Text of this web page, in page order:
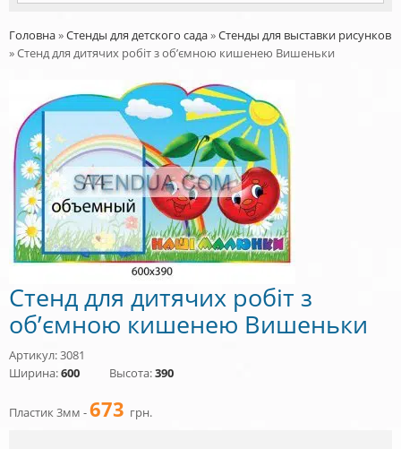
Головна»Стенды для детского сада»Стенды для выставки рисунков
»Стенд для дитячих робіт з об’ємною кишенею Вишеньки
Стенд для дитячих робіт з
об’ємною кишенею Вишеньки
Артикул: 3081
Ширина:600 Высота:390
Пластик 3мм -673 грн.